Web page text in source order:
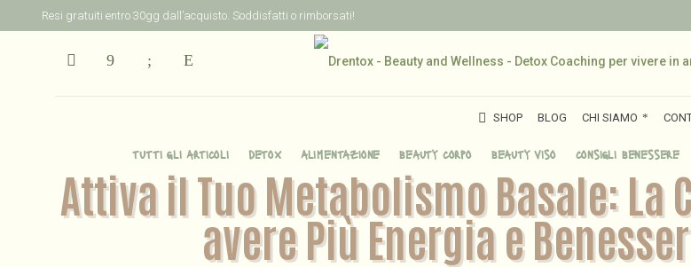
Resi gratuiti entro 30gg dall’acquisto. Soddisfatti o rimborsati!
SHOP BLOG CHI SIAMO
tutti gli articoli detox alimentazione beauty corpo beauty viso consigli benessere
Attiva il Tuo Metabolismo Basale: La
avere Più Energia e